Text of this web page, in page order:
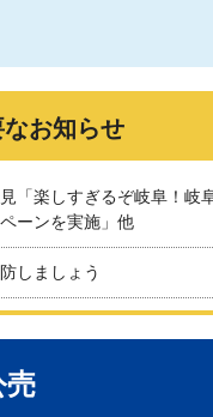
お知らせ
「楽しすぎるぞ岐阜！岐
ーンを実施」他
しましょう
売